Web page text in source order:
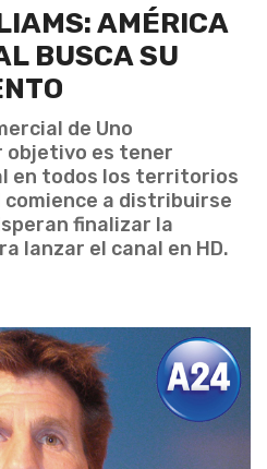
AMÉRICA
BUSCA SU
de Uno
objetivo es tener
en todos los territorios
comience a distribuirse
finalizar la
lanzar el canal en HD.